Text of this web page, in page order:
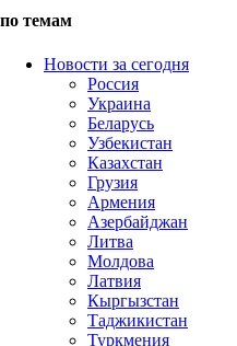
по темам
Новости за сегодня
Россия
Украина
Беларусь
Узбекистан
Казахстан
Грузия
Армения
Азербайджан
Литва
Молдова
Латвия
Кыргызстан
Таджикистан
Туркмения